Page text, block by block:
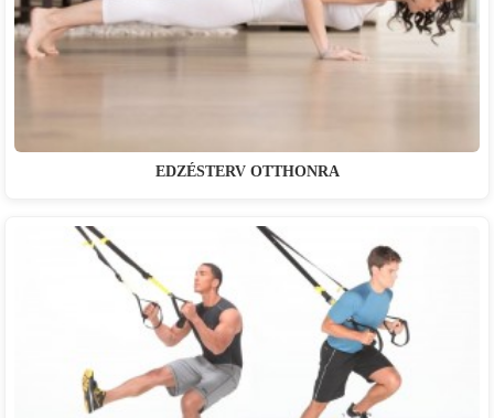
EDZÉSTERV OTTHONRA